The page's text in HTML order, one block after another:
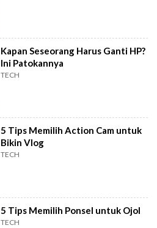
Kapan Seseorang Harus Ganti HP?
Ini Patokannya
TECH
5 Tips Memilih Action Cam untuk
Bikin Vlog
TECH
5 Tips Memilih Ponsel untuk Ojol
TECH